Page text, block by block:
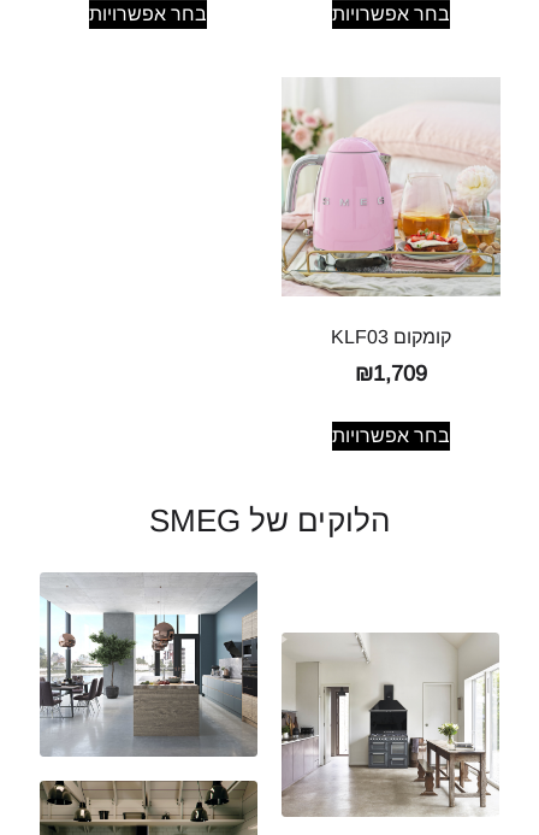
בחר אפשרויות בחר אפשרויות
קומקום KLF03
₪1,709
בחר אפשרויות
הלוקים של SMEG